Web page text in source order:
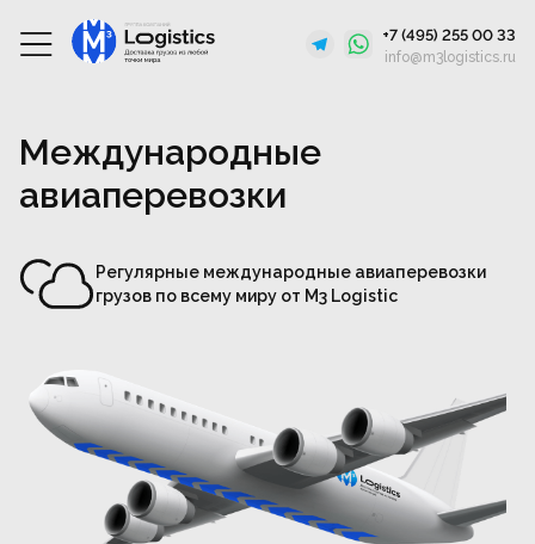
+7 (495) 255 00 33
info@m3logistics.ru
Международные
авиаперевозки
Регулярные международные авиаперевозки
грузов по всему миру от M3 Logistic